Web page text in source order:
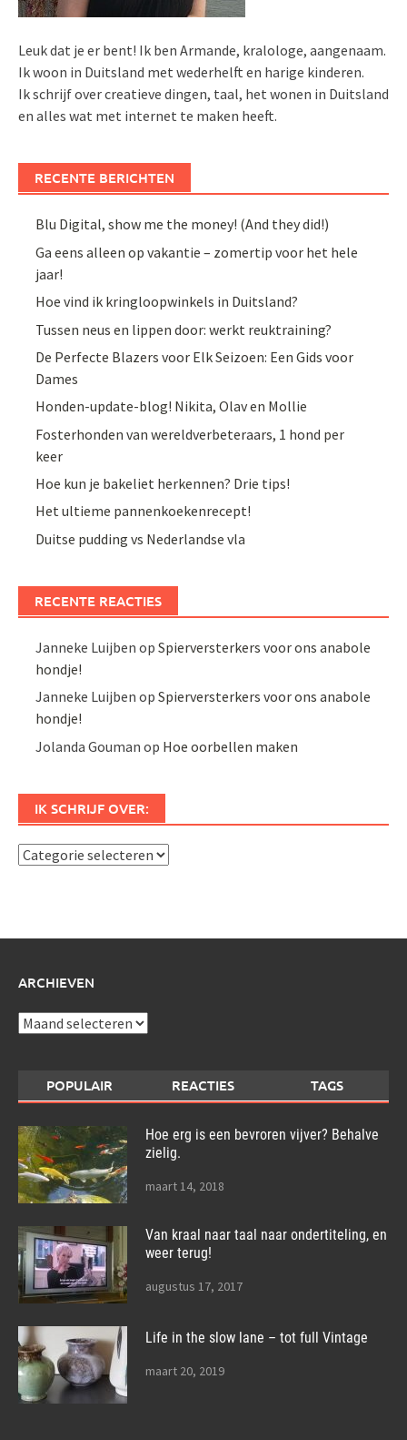
Leuk dat je er bent! Ik ben Armande, kralologe, aangenaam.
Ik woon in Duitsland met wederhelft en harige kinderen.
Ik schrijf over creatieve dingen, taal, het wonen in Duitsland
en alles wat met internet te maken heeft.
RECENTE BERICHTEN
Blu Digital, show me the money! (And they did!)
Ga eens alleen op vakantie – zomertip voor het hele
jaar!
Hoe vind ik kringloopwinkels in Duitsland?
Tussen neus en lippen door: werkt reuktraining?
De Perfecte Blazers voor Elk Seizoen: Een Gids voor
Dames
Honden-update-blog! Nikita, Olav en Mollie
Fosterhonden van wereldverbeteraars, 1 hond per
keer
Hoe kun je bakeliet herkennen? Drie tips!
Het ultieme pannenkoekenrecept!
Duitse pudding vs Nederlandse vla
RECENTE REACTIES
Janneke Luijben opSpierversterkers voor ons anabole
hondje!
Janneke Luijben opSpierversterkers voor ons anabole
hondje!
Jolanda Gouman op Hoe oorbellen maken
IK SCHRIJF OVER:
Ik
ARCHIEVEN
Archieven
POPULAIR REACTIES TAGS
Hoe erg is een bevroren vijver? Behalve
zielig.
maart 14, 2018
Van kraal naar taal naar ondertiteling, en
weer terug!
augustus 17, 2017
Life in the slow lane – tot full Vintage
maart 20, 2019